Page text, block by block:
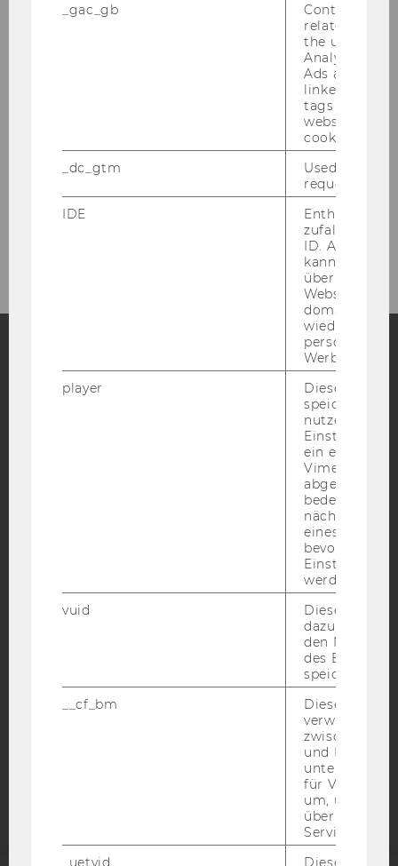
Forum for Future Economists 2026
Past Events Forum for Future Economists
FacebookInstagramBlog
Bluesky
BARRIEREFREIHEITSERKLÄRUNG WEBSEITE
DATENSCHUTZERKLÄRUNG SOCIAL MEDIA
STUDIENBEWERBER*INNEN UND STUDIERENDE
COOKIE EINSTELLUNGEN
Barrierefreiheitserklärung
_gac_gb
Contains
related
the user. If
Analytics and
Ads accounts
linked, the
tags on the
website read
cookie.
_dc_gtm
Used to
request rate.
IDE
Enthält eine
ID. Anhand
kann Google
über
Websites
Werbung
player
Dieses Cookie
speichert
ein
Vimeo-Video
abgespielt
bedeutet,
nächsten
eines Vimeo-
bevorzugten
werden.
vuid
Dieser
dazu
den
des
speichern.
__cf_bm
Dieses
verwendet,
zwischen
und Bots zu
für Vimeo
um, um
über die
Service zu
_uetvid
Dieses